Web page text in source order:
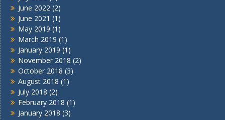
June 2022 (2)
June 2021 (1)
May 2019 (1)
March 2019 (1)
January 2019 (1)
November 2018 (2)
October 2018 (3)
August 2018 (1)
July 2018 (2)
February 2018 (1)
January 2018 (3)